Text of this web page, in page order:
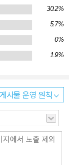
말자. 나와 비슷한
. ‘내가 과연 할 수
면, 이제 시작해야
30.2%
5.7%
0%
1.9%
게시물 운영 원칙